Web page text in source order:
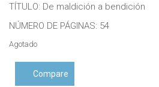
TÍTULO: De maldición a bendición
NÚMERO DE PÁGINAS: 54
Agotado
Compare